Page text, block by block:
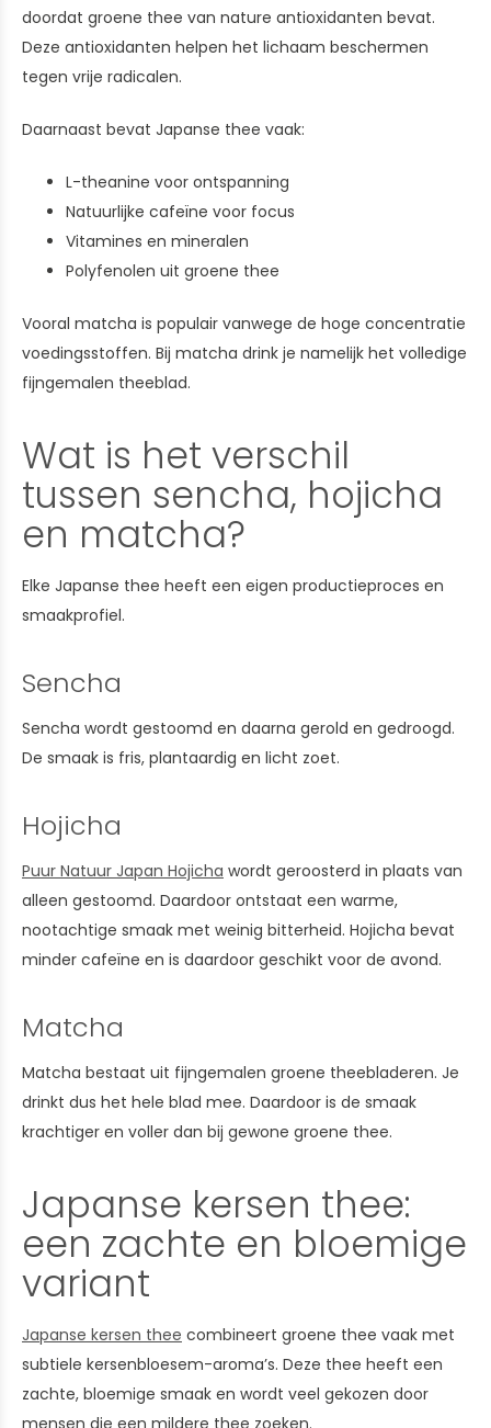
doordat groene thee van nature antioxidanten bevat.
Deze antioxidanten helpen het lichaam beschermen
tegen vrije radicalen.
Daarnaast bevat Japanse thee vaak:
L-theanine voor ontspanning
Natuurlijke cafeïne voor focus
Vitamines en mineralen
Polyfenolen uit groene thee
Vooral matcha is populair vanwege de hoge concentratie
voedingsstoffen. Bij matcha drink je namelijk het volledige
fijngemalen theeblad.
Wat is het verschil
tussen sencha, hojicha
en matcha?
Elke Japanse thee heeft een eigen productieproces en
smaakprofiel.
Sencha
Sencha wordt gestoomd en daarna gerold en gedroogd.
De smaak is fris, plantaardig en licht zoet.
Hojicha
Puur Natuur Japan Hojicha wordt geroosterd in plaats van
alleen gestoomd. Daardoor ontstaat een warme,
nootachtige smaak met weinig bitterheid. Hojicha bevat
minder cafeïne en is daardoor geschikt voor de avond.
Matcha
Matcha bestaat uit fijngemalen groene theebladeren. Je
drinkt dus het hele blad mee. Daardoor is de smaak
krachtiger en voller dan bij gewone groene thee.
Japanse kersen thee:
een zachte en bloemige
variant
Japanse kersen thee combineert groene thee vaak met
subtiele kersenbloesem-aroma’s. Deze thee heeft een
zachte, bloemige smaak en wordt veel gekozen door
mensen die een mildere thee zoeken.